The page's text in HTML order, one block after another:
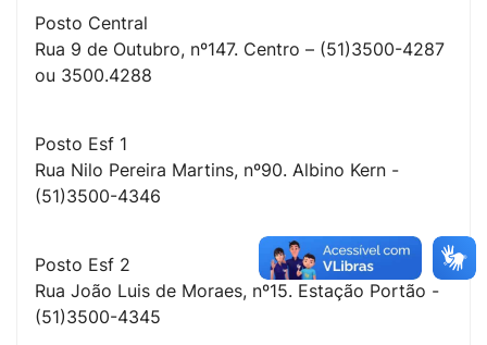
Posto Central
Rua 9 de Outubro, nº147. Centro – (51)3500-4287
ou 3500.4288
Posto Esf 1
Rua Nilo Pereira Martins, nº90. Albino Kern -
(51)3500-4346
Posto Esf 2
Rua João Luis de Moraes, nº15. Estação Portão -
(51)3500-4345